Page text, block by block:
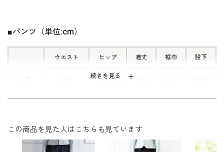
続きを見る
■パンツ（単位:cm）
ウエスト ヒップ 着丈 裾巾 股下
100.5
11号 70.0 103.5 97.5 16.0 68.0
15号 78.0 98.5 68.5
この商品を見た人はこちらも見ています